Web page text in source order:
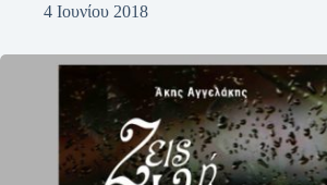
4 Ιουνίου 2018